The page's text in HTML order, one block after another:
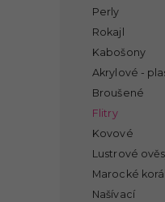
Perly
Rokajl
Kabošony
Akrylové -
Broušené
Flitry
Kovové
Lustrové
Marocké
Našívací